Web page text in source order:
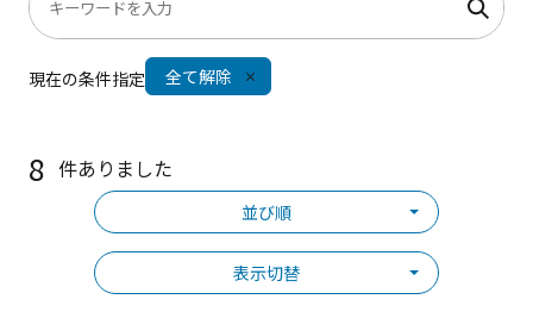
現在の条件指定 全て解除
8 件ありました
並び順
表示切替